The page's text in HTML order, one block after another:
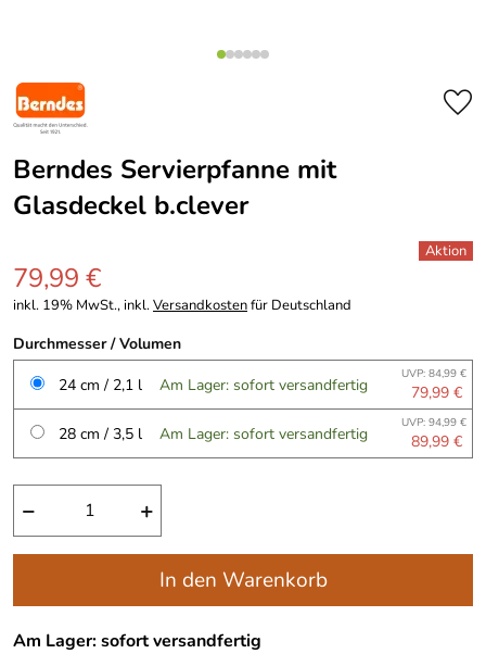
Berndes Servierpfanne mit
Glasdeckel b.clever
79,99 €
inkl. 19% MwSt., inkl.Versandkostenfür Deutschland
Durchmesser / Volumen
24 cm / 2,1 l
Am Lager: sofort versandfertig UVP: 84,99 €
79,99 €
28 cm / 3,5 l
Am Lager: sofort versandfertig UVP: 94,99 €
89,99 €
− +
In den Warenkorb
Am Lager: sofort versandfertig